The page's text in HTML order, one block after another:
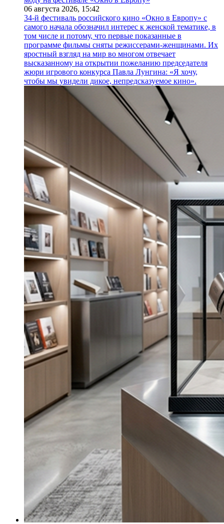
06 августа 2026, 15:42
34-й фестиваль российского кино «Окно в Европу» с
самого начала обозначил интерес к женской тематике, в
том числе и потому, что первые показанные в
программе фильмы сняты режиссерами-женщинами. Их
яростный взгляд на мир во многом отвечает
высказанному на открытии пожеланию председателя
жюри игрового конкурса Павла Лунгина: «Я хочу,
чтобы мы увидели дикое, непредсказуемое кино».